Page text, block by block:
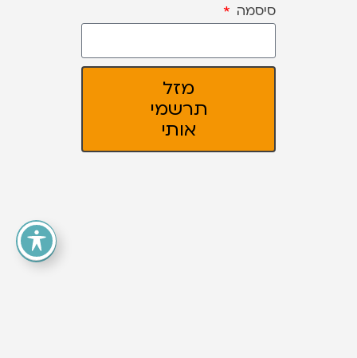
סיסמה
מזל
תרשמי
אותי